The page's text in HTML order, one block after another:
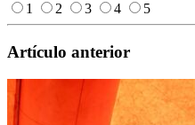
1
2 3 4 5
Artículo anterior